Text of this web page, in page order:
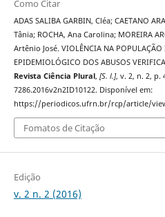
Como Citar
ADAS SALIBA GARBIN, Cléa; CAETANO
Tânia; ROCHA, Ana Carolina; MOREIRA
Artênio José. VIOLÊNCIA NA POPULAÇÃO
EPIDEMIOLÓGICO DOS ABUSOS
Revista Ciência Plural, [S. l.], v. 2, n. 2, p.
7286.2016v2n2ID10122. Disponível em:
https://periodicos.ufrn.br/rcp/article/
Fomatos de Citação
Edição
v. 2 n. 2 (2016)